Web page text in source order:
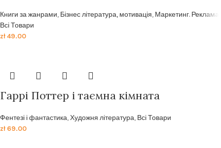
Книги за жанрами, Бізнес література, мотивація, Маркетинг. Реклама
Всі Товари
zł49.00
Гаррі Поттер і таємна кімната
Фентезі і фантастика,Художня література, Всі Товари
zł 69.00